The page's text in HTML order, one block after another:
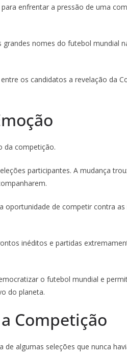
enfrentar a pressão de uma
nomes do futebol mundial
os candidatos a revelação da
da competição.
participantes. A mudança
oportunidade de competir contra as
inéditos e partidas
o futebol mundial e
do planeta.
Competição
de algumas seleções que nunca